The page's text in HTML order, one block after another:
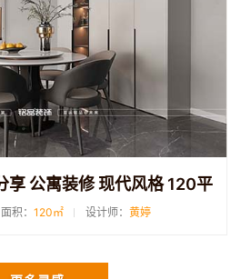
享 公寓装修 现代风格 120平
面积： 120㎡ 设计师： 黄婷